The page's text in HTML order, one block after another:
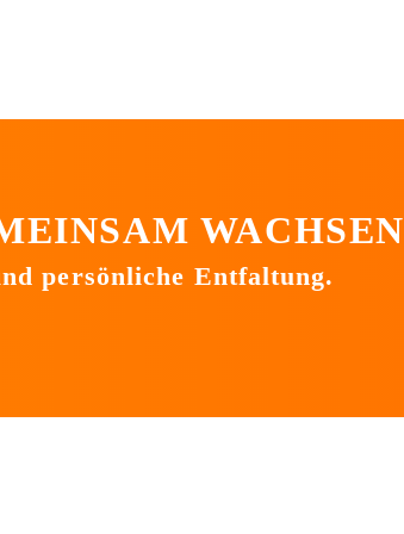
WACHSEN
persönliche Entfaltung.